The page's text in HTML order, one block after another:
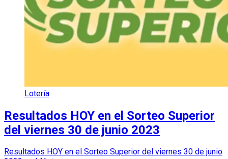
Lotería
Resultados HOY en el Sorteo Superior
del viernes 30 de junio 2023
Resultados HOY en el Sorteo Superior del viernes 30 de junio